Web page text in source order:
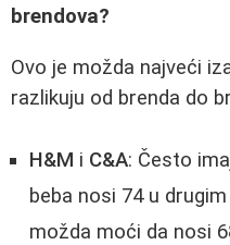
brendova?
Ovo je možda najveći
razlikuju od brenda do
H&M i C&A: Često
beba nosi 74 u
možda moći da nosi